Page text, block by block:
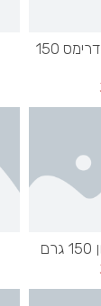
דוגי בג חטיף סוויט דרימס 150